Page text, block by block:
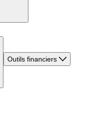
Outils financiers